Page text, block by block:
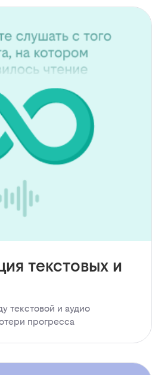
текстовых и
текстовой и аудио
прогресса